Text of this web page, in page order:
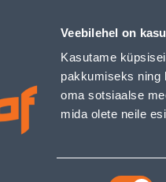
Veebilehel on
Kasutame
pakkumiseks ning
oma sotsiaalse
mida olete neile
Nõusoleku
A2 DIN 933 25TK PAKIS -